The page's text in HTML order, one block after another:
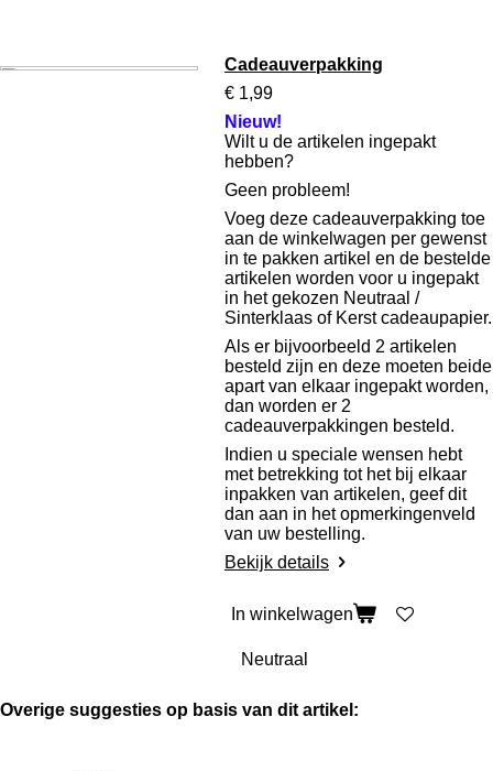
n
e
Cadeauverpakking
€ 1,99
Nieuw!
Wilt u de artikelen ingepakt
hebben?
Geen probleem!
Voeg deze cadeauverpakking toe
aan de winkelwagen per gewenst
in te pakken artikel en de bestelde
artikelen worden voor u ingepakt
in het gekozen Neutraal /
Sinterklaas of Kerst cadeaupapier.
Als er bijvoorbeeld 2 artikelen
besteld zijn en deze moeten beide
apart van elkaar ingepakt worden,
dan worden er 2
cadeauverpakkingen besteld.
Indien u speciale wensen hebt
met betrekking tot het bij elkaar
inpakken van artikelen, geef dit
dan aan in het opmerkingenveld
van uw bestelling.
Bekijk details
In winkelwagen
Overige suggesties op basis van dit artikel: